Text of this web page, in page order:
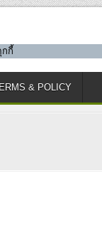
กกี้
& POLICY